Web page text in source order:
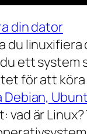
din dator
du linuxifiera
ett system
för att köra
Debian,
vad är